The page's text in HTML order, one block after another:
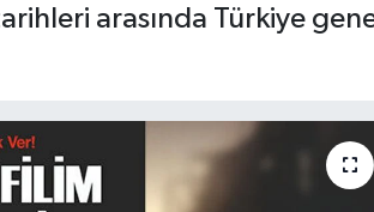
arasında Türkiye